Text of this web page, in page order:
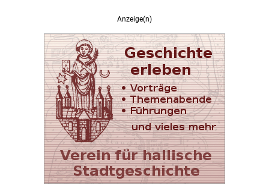
Anzeige(n)